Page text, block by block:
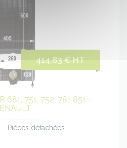
414,83 € HT
681, 751, 752, 781 851 -
- Pièces détachées